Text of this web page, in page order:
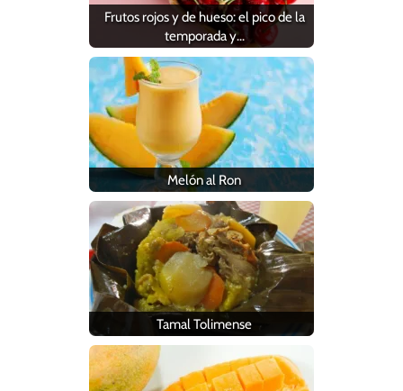
Frutos rojos y de hueso: el pico de la
temporada y…
Melón al Ron
Tamal Tolimense